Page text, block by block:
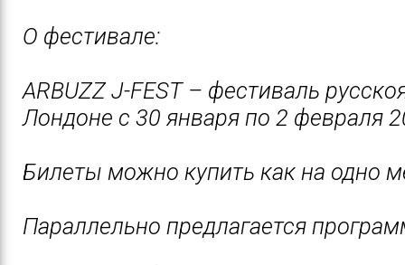
О фестивале:
ARBUZZ J-FEST – фестиваль
Лондоне с 30 января по 2 февраля
Билеты можно купить как на одно
Параллельно предлагается